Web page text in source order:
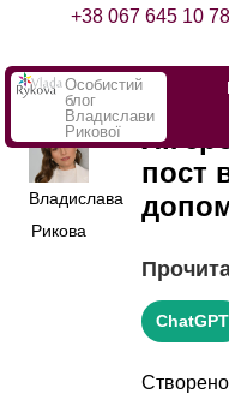
+38 067 645 10 78
Особистий
блог
Владислави
Рикової
Владислава
Рикова
Як
пост
ChatGPT